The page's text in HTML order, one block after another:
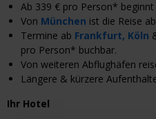
Ab 339 € pro Person* beginnt
Von München ist die Reise
Termine ab Frankfurt, Köln
pro Person* buchbar.
Von weiteren Abflughäfen
Längere & kürzere
Ihr Hotel